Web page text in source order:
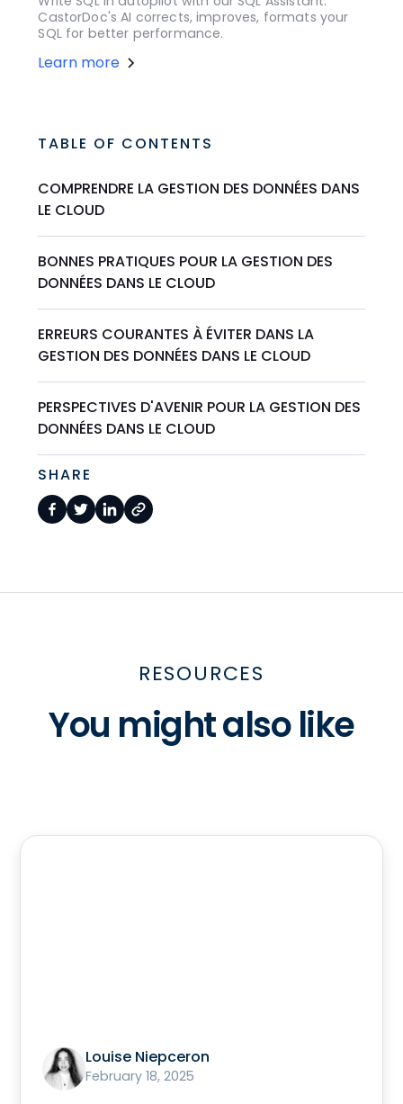
CastorDoc's AI corrects, improves, formats your
SQL for better performance.
Learn more
TABLE OF CONTENTS
COMPRENDRE LA GESTION DES DONNÉES DANS
LE CLOUD
BONNES PRATIQUES POUR LA GESTION DES
DONNÉES DANS LE CLOUD
ERREURS COURANTES À ÉVITER DANS LA
GESTION DES DONNÉES DANS LE CLOUD
PERSPECTIVES D'AVENIR POUR LA GESTION DES
DONNÉES DANS LE CLOUD
SHARE
RESOURCES
You might also like
Louise Niepceron
February 18, 2025